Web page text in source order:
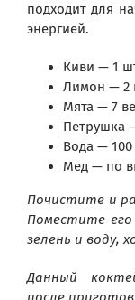
подходит для
энергией.
Киви — 1
Лимон — 2
Мята — 7
Петрушка
Вода —
Мед — по
Почистите и
Поместите его
зелень и воду,
Данный